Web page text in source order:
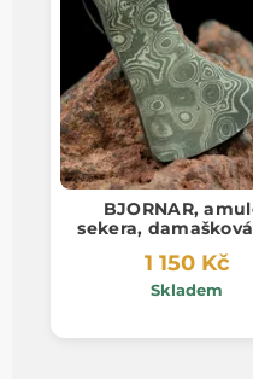
BJORNAR,
sekera,
1 150 Kč
Skladem